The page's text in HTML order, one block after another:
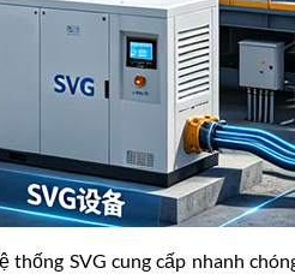
SVG cung cấp nhanh